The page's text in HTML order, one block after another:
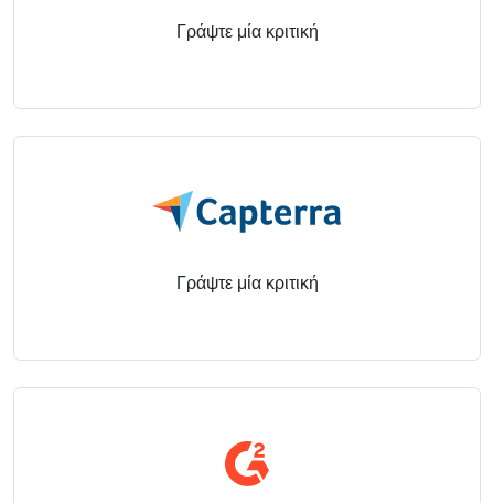
Γράψτε μία κριτική
Γράψτε μία κριτική
Cloud & Τοπική Εγκατάσταση